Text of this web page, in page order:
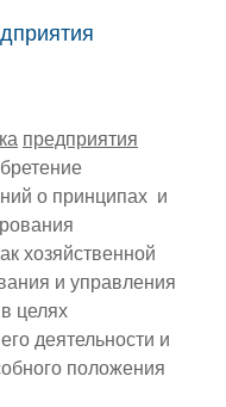
предприятия
о принципах и
хозяйственной
и управления
целях
деятельности и
положения